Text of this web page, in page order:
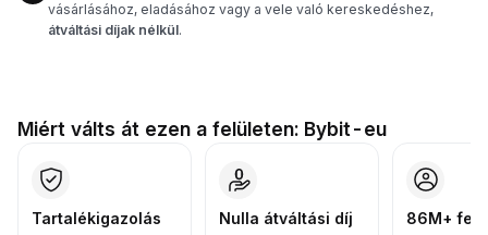
vásárlásához, eladásához vagy a vele való kereskedéshez,
átváltási díjak nélkül.
Miért válts át ezen a felületen: Bybit-eu
Tartalékigazolás Nulla átváltási díj 86M+